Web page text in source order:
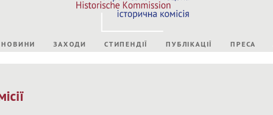
НОВИНИ ЗАХОДИ СТИПЕНДІЇ ПУБЛІКАЦІЇ ПРЕСА